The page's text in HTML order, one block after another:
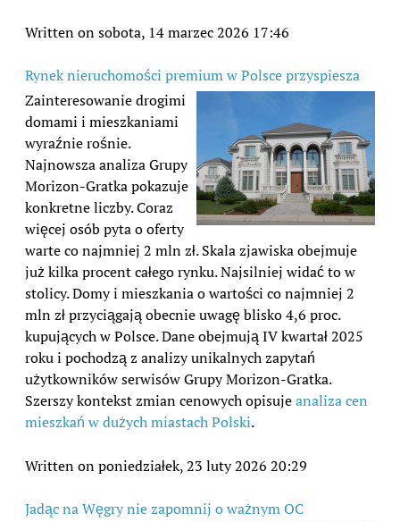
Written on sobota, 14 marzec 2026 17:46
Rynek nieruchomości premium w Polsce przyspiesza
Zainteresowanie drogimi
domami i mieszkaniami
wyraźnie rośnie.
Najnowsza analiza Grupy
Morizon-Gratka pokazuje
konkretne liczby. Coraz
więcej osób pyta o oferty
warte co najmniej 2 mln zł. Skala zjawiska obejmuje
już kilka procent całego rynku. Najsilniej widać to w
stolicy. Domy i mieszkania o wartości co najmniej 2
mln zł przyciągają obecnie uwagę blisko 4,6 proc.
kupujących w Polsce. Dane obejmują IV kwartał 2025
roku i pochodzą z analizy unikalnych zapytań
użytkowników serwisów Grupy Morizon-Gratka.
Szerszy kontekst zmian cenowych opisujeanaliza cen
mieszkań w dużych miastach Polski.
Written on poniedziałek, 23 luty 2026 20:29
Jadąc na Węgry nie zapomnij o ważnym OC